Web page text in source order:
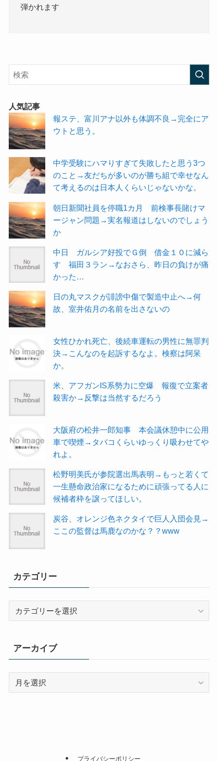
弾かれます
人気記事
報ステ、富川アナ以外も体調不良→完全にア
ウトと思う。
中学受験にハマりすぎて失敗したと思う3つ
のこと→友だちが多いのが勝ち組で幸せなん
て考えるのは日本人くらいじゃないかな。
朝日新聞社員を停職1カ月 前検事長賭けマ
ージャン問題→実名報道はしないのでしょう
か
中日 ガルシア好投でＧ倒 借金１０に減ら
す 福田３ラン→なおさら、昨日の負けが痛
かった…
日の丸マスクが誹謗中傷で製造中止へ→何
故、室井佑月の名前を出さないの
女性ひかれ死亡、後続車運転の男性に無罪判
決→こんなのを起訴するなよ。検察は阿呆
か。
米、アフガンIS系勢力に空爆 報復で立案者
殺害か→反撃は当然するだろう
大阪府の松井一郎知事 本会議休憩中に公用
車で喫煙→タバコくらいゆっくり吸わせてや
れよ。
松野明美氏が参院選出馬表明→もっと若くて
一生懸命政治家になるために頑張ってる人に
候補者枠を譲ってほしい。
炭谷、オレンジ色ネクタイで巨人入団会見→
ここの監督は馬鹿なのかな？？www
カテゴリー
ー
アーカイブ
プライバシーポリシー